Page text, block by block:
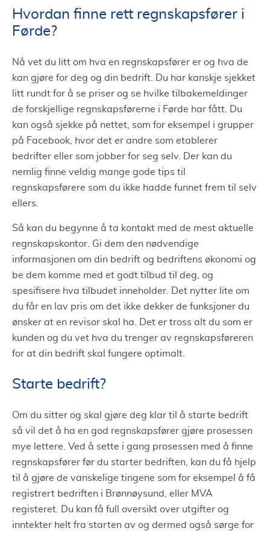
Hvordan finne rett regnskapsfører i
Førde?
Nå vet du litt om hva en regnskapsfører er og hva de
kan gjøre for deg og din bedrift. Du har kanskje sjekket
litt rundt for å se priser og se hvilke tilbakemeldinger
de forskjellige regnskapsførerne i Førde har fått. Du
kan også sjekke på nettet, som for eksempel i grupper
på Facebook, hvor det er andre som etablerer
bedrifter eller som jobber for seg selv. Der kan du
nemlig finne veldig mange gode tips til
regnskapsførere som du ikke hadde funnet frem til selv
ellers.
Så kan du begynne å ta kontakt med de mest aktuelle
regnskapskontor. Gi dem den nødvendige
informasjonen om din bedrift og bedriftens økonomi og
be dem komme med et godt tilbud til deg, og
spesifisere hva tilbudet inneholder. Det nytter lite om
du får en lav pris om det ikke dekker de funksjoner du
ønsker at en revisor skal ha. Det er tross alt du som er
kunden og du vet hva du trenger av regnskapsføreren
for at din bedrift skal fungere optimalt.
Starte bedrift?
Om du sitter og skal gjøre deg klar til å starte bedrift
så vil det å ha en god regnskapsfører gjøre prosessen
mye lettere. Ved å sette i gang prosessen med å finne
regnskapsfører før du starter bedriften, kan du få hjelp
til å gjøre de vanskelige tingene som for eksempel å få
registrert bedriften i Brønnøysund, eller MVA
registeret. Du kan få full oversikt over utgifter og
inntekter helt fra starten av og dermed også sørge for